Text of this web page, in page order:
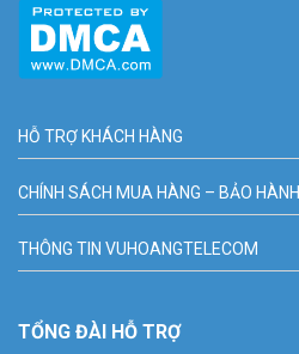
HỖ TRỢ KHÁCH HÀNG
CHÍNH SÁCH MUA HÀNG – BẢO HÀNH
THÔNG TIN VUHOANGTELECOM
TỔNG ĐÀI HỖ TRỢ